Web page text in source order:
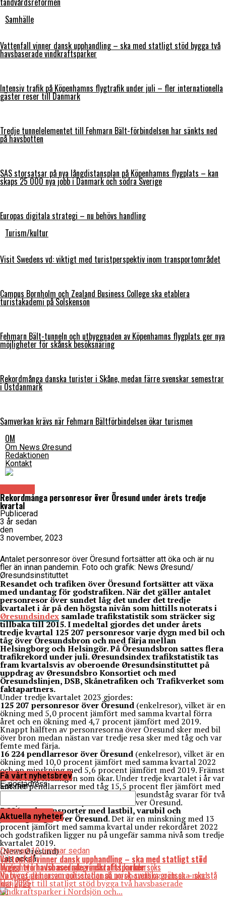
Samhälle
Vattenfall vinner dansk upphandling – ska med statligt stöd bygga två
havsbaserade vindkraftsparker
Intensiv trafik på Köpenhamns flygtrafik under juli – fler internationella
gäster reser till Danmark
Tredje tunnelelementet till Fehmarn Bält-förbindelsen har sänkts ned
på havsbotten
SAS storsatsar på nya långdistansplan på Köpenhamns flygplats – kan
skaps 25 000 nya jobb i Danmark och södra Sverige
Europas digitala strategi – nu behövs handling
Turism/kultur
Visit Swedens vd: viktigt med turistperspektiv inom transportområdet
Campus Bornholm och Zealand Business College ska etablera
turistakademi på Solskensön
Fehmarn Bält-tunneln och utbyggnaden av Köpenhamns flygplats ger nya
möjligheter för skånsk besöksnäring
Rekordmånga danska turister i Skåne, medan färre svenskar semestrar
i Östdanmark
Samverkan krävs när Fehmarn Bältförbindelsen ökar turismen
OM
Om News Øresund
Redaktionen
Kontakt
Rekordmånga personresor över Öresund under årets tredje
kvartal
Publicerad
3 år sedan
den
3 november, 2023
Antalet personresor över Öresund fortsätter att öka och är nu
fler än innan pandemin. Foto och grafik: News Øresund/
Øresundsinstituttet
Resandet och trafiken över Öresund fortsätter att växa
med undantag för godstrafiken. När det gäller antalet
personresor över sundet låg det under det tredje
kvartalet i år på den högsta nivån som hittills noterats i
Øresundsindex samlade trafikstatistik som sträcker sig
tillbaka till 2015. I medeltal gjordes det under årets
tredje kvartal 125 207 personresor varje dygn med bil och
tåg över Öresundsbron och med färja mellan
Helsingborg och Helsingör. På Öresundsbron sattes flera
trafikrekord under juli. Øresundsindex trafikstatistik tas
fram kvartalsvis av oberoende Øresundsinstituttet på
uppdrag av Øresundsbro Konsortiet och med
Öresundslinjen, DSB, Skånetrafiken och Trafikverket som
faktapartners.
Under tredje kvartalet 2023 gjordes:
125 207 personresor över Öresund (enkelresor), vilket är en
ökning med 5,0 procent jämfört med samma kvartal förra
året och en ökning med 4,7 procent jämfört med 2019.
Knappt hälften av personresorna över Öresund sker med bil
över bron medan nästan var tredje resa sker med tåg och var
femte med färja.
16 224 pendlarresor över Öresund (enkelresor), vilket är en
ökning med 10,0 procent jämfört med samma kvartal 2022
och en minskning med 5,6 procent jämfört med 2019. Främst
är det tågpendlingen som ökar. Under tredje kvartalet i år var
antalet pendlarresor med tåg 15,5 procent fler jämfört med
samma kvartal i fjor. Trafiken med Öresundståg svarar för två
tredjedelar av antalet pendlarresor över Öresund.
3 226 godstransporter med lastbil, varubil och
järnvägsvagn över Öresund. Det är en minskning med 13
procent jämfört med samma kvartal under rekordåret 2022
och godstrafiken ligger nu på ungefär samma nivå som tredje
kvartalet 2019.
(News Øresund)
Läs också:
Möjligheterna för nordisk gränsstatistik undersöks
Nu byggs gemensam polisstation på norsk-svenska gränsen – ska stå
klar 2025
Läs mer
Få vårt nyhetsbrev
E-postadress
Aktuella nyheter
Danmark10 timmar sedan
Vattenfall vinner dansk upphandling – ska med statligt stöd
bygga två havsbaserade vindkraftsparker
Vattenfall har vunnit en dansk upphandling och ska med
möjlighet till statligt stöd bygga två havsbaserade
vindkraftsparker i Nordsjön och...